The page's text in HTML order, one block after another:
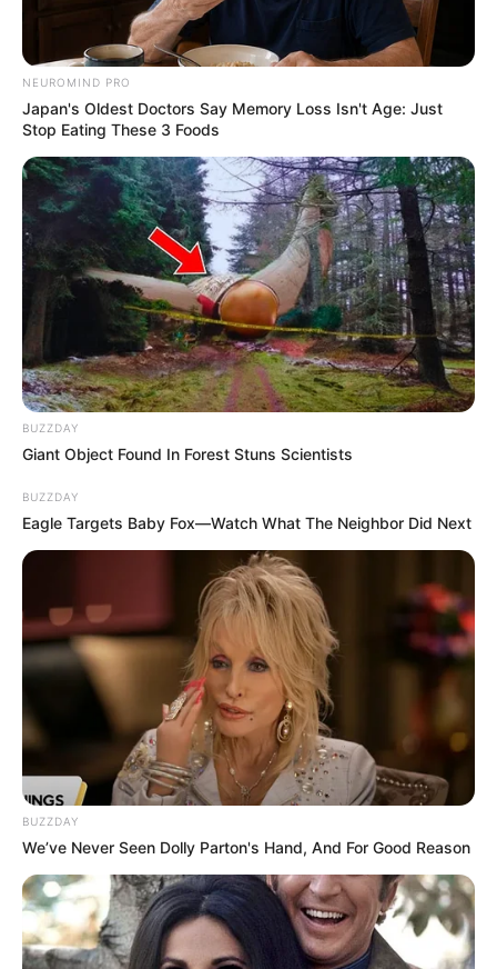
NEUROMIND PRO
Japan's Oldest Doctors Say Memory Loss Isn't Age: Just
Stop Eating These 3 Foods
BUZZDAY
Giant Object Found In Forest Stuns Scientists
BUZZDAY
Eagle Targets Baby Fox—Watch What The Neighbor Did Next
BUZZDAY
We’ve Never Seen Dolly Parton's Hand, And For Good Reason